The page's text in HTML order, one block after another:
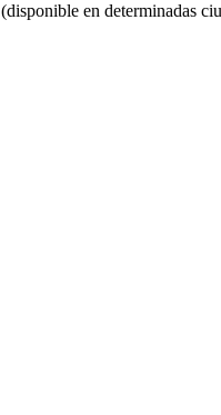
(disponible en determinadas